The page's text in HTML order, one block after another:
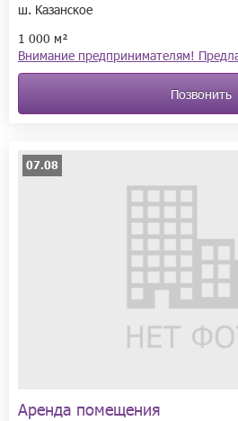
ш. Казанское
1 000 м²
Внимание предпринимателям!
Позвонить
07.08
Аренда помещения